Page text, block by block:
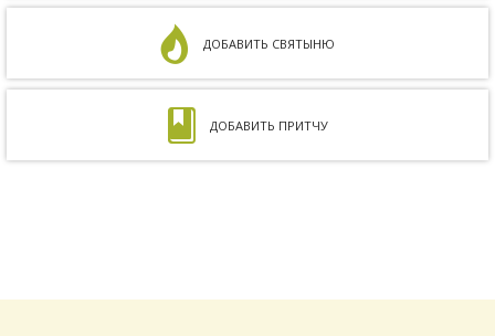
ДОБАВИТЬ СВЯТЫНЮ
ДОБАВИТЬ ПРИТЧУ